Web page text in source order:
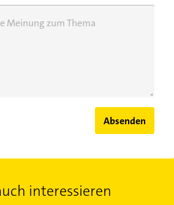
Meinung zum Thema
Absenden
interessieren